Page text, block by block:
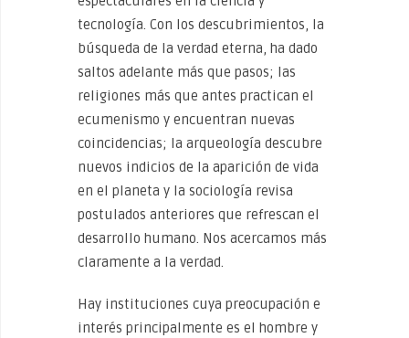
tecnología. Con los descubrimientos, la
búsqueda de la verdad eterna, ha dado
saltos adelante más que pasos; las
religiones más que antes practican el
ecumenismo y encuentran nuevas
coincidencias; la arqueología descubre
nuevos indicios de la aparición de vida
en el planeta y la sociología revisa
postulados anteriores que refrescan el
desarrollo humano. Nos acercamos más
claramente a la verdad.
Hay instituciones cuya preocupación e
interés principalmente es el hombre y